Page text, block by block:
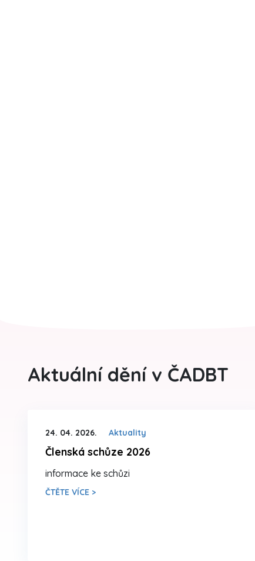
Aktuální dění v ČADBT
24. 04. 2026. Aktuality
Členská schůze 2026
informace ke schůzi
ČTĚTE VÍCE >